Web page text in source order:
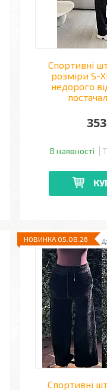
Спортивні
розміри S-
недорого
В наявності
НОВИНКА 05.08.26
Спортивні